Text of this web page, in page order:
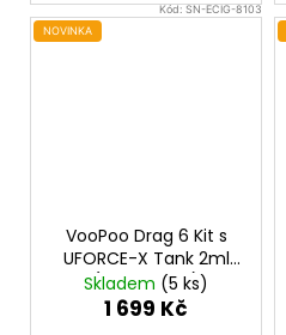
Kód:SN-ECIG-8103
NOVINKA
VooPoo Drag 6 Kit s
UFORCE-X Tank 2ml
(Metal Gray)
Skladem (5 ks)
1 699 Kč